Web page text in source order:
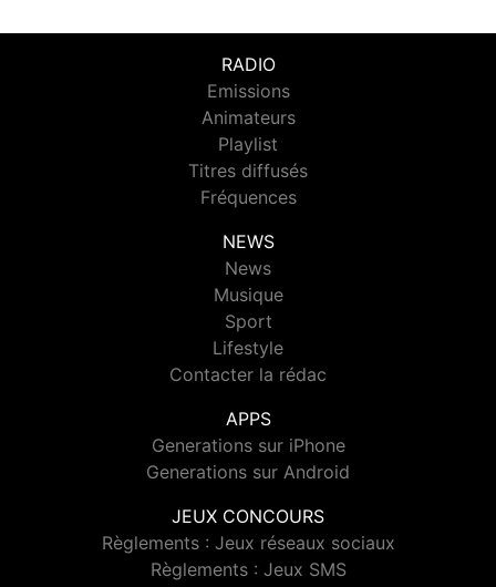
RADIO
Emissions
Animateurs
Playlist
Titres diffusés
Fréquences
NEWS
News
Musique
Sport
Lifestyle
Contacter la rédac
APPS
Generations sur iPhone
Generations sur Android
JEUX CONCOURS
Règlements : Jeux réseaux sociaux
Règlements : Jeux SMS